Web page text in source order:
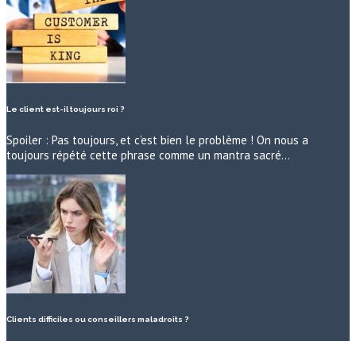
Le client est-il toujours roi ?
Spoiler : Pas toujours, et c’est bien le problème ! On nous a
toujours répété cette phrase comme un mantra sacré…
Clients difficiles ou conseillers maladroits ?